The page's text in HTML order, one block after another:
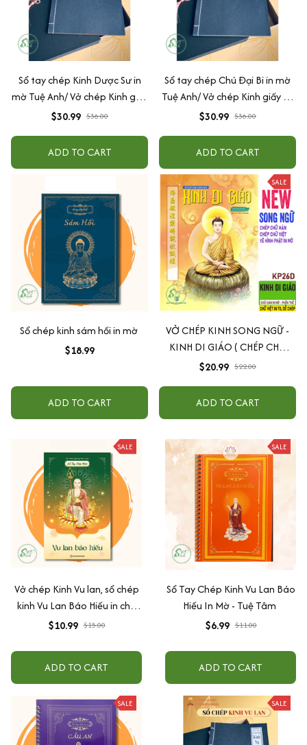
Sổ tay chép Kinh Dược Sư in
mờ Tuệ Anh/ Vở chép Kinh giấy
cổ (Tặng kèm Hộp đựng)
$30.99 $36.00
ADD TO CART
Sổ tay chép Chú Đại Bi in mờ
Tuệ Anh/ Vở chép Kinh giấy cổ
(Tặng kèm Hộp đựng Kinh)
$30.99 $36.00
ADD TO CART
Sổ chép kinh sám hối in mờ
$18.99
ADD TO CART
SALE
VỞ CHÉP KINH SONG NGỮ -
KINH DI GIÁO ( CHÉP CHỮ
HÁN + CHÉP CHỮ VIỆT ) -
$20.99 $22.00
ADD TO CART
SALE
Vở chép Kinh Vu lan, sổ chép
kinh Vu Lan Báo Hiếu in chữ
mờ loại giấy cao cấp dày dặn
$10.99 $15.00
ADD TO CART
SALE
Sổ Tay Chép Kinh Vu Lan Báo
Hiếu In Mờ - Tuệ Tâm
$6.99 $11.00
ADD TO CART
SALE SALE